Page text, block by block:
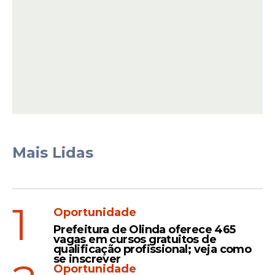
View this post on Instagram
Mais Lidas
1
Oportunidade
Prefeitura de Olinda oferece 465
vagas em cursos gratuitos de
qualificação profissional; veja como
se inscrever
Oportunidade